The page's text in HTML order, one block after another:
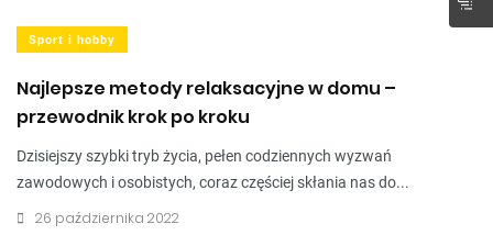
Sport i hobby
Najlepsze metody relaksacyjne w domu –
przewodnik krok po kroku
Dzisiejszy szybki tryb życia, pełen codziennych wyzwań
zawodowych i osobistych, coraz częściej skłania nas do...
26 października 2022